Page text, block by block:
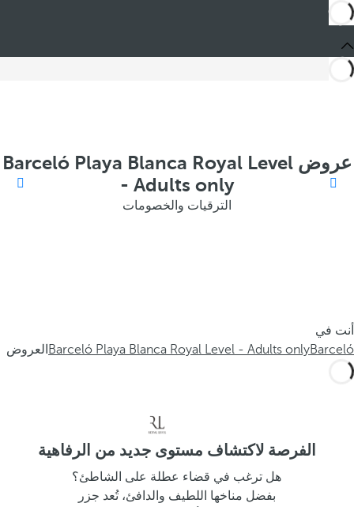
عروض Barceló Playa Blanca Royal Level
- Adults only
الترقيات والخصومات
أنت في
Barceló
Barceló Playa Blanca Royal Level - Adults only العروض
الفرصة لاكتشاف مستوى جديد من الرفاهية
هل ترغب في قضاء عطلة على الشاطئ؟
بفضل مناخها اللطيف والدافئ، تُعد جزر